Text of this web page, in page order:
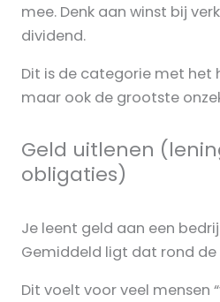
mee. Denk aan winst bij
dividend.
Dit is de categorie met
maar ook de grootste
Geld uitlenen
obligaties)
Je leent geld aan een
Gemiddeld ligt dat rond de
Dit voelt voor veel mensen